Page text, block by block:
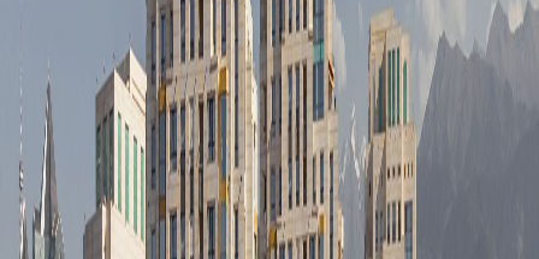
Bi Group
Девелопмент и инвестиции
Подписаться
Крупнейшая девелоперская компания Центральной Азии,
работающая в Казахстане и реализующая международные
проекты в Ташкенте, Майами и Дубае.